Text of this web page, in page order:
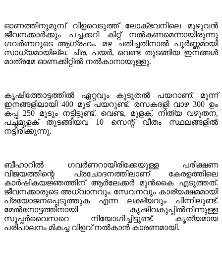
ഓണത്തിനുമുമ്പ് വിളവെടുത്ത് ലോക്ഭവനിലെ മുഴുവന്‍
ജീവനക്കാര്‍ക്കും പച്ചക്കറി കിറ്റ് നല്‍കണമെന്നായിരുന്നു
ഗവര്‍ണറുടെ ആഗ്രഹം. മഴ ചതിച്ചതിനാല്‍ പൂര്‍ണ്ണമായി
സാധ്യമായില്ല. ചീര, പയര്‍, വെണ്ട തുടങ്ങിയ ഇനങ്ങള്‍
മാത്രമേ ഓണക്കിറ്റില്‍ നല്‍കാനായുള്ളു.
കൃഷിത്തോട്ടത്തില്‍ ഏറ്റവും കൂടുതല്‍ പയറാണ്. മൂന്ന്
ഇനങ്ങളിലായി 400 മൂട് പയറുണ്ട്. രസകദളി വാഴ 300 ഉം
കപ്പ 250 മൂടും നട്ടിട്ടുണ്ട്. വെണ്ട, മുളക്, നിത്യ വഴുതന,
പച്ചമുളക് തുടങ്ങിയവ 10 സെന്റ് വീതം സ്ഥലങ്ങളില്‍
നട്ടിരിക്കുന്നു.
ബീഹാറില്‍ ഗവര്‍ണറായിരിക്കേയുള്ള പരീക്ഷണ
വിജയത്തിന്റെ പ്രചോദനത്തിലാണ് കേരളത്തിലെ
കാര്‍ഷികയജ്ഞത്തിന് ആര്‍ലേക്കര്‍ മുന്‍കൈ എടുത്തത്.
ജീവനക്കാരുടെ അധ്വാനവും സേവനവും കാര്യക്ഷമമായി
പ്രയോജനപ്പെടുത്തുക എന്ന ലക്ഷ്യവും പിന്നിലുണ്ട്.
മേല്‍നോട്ടത്തിനായി കൃഷിവകുപ്പില്‍നിന്നുള്ള
സൂപ്പര്‍വൈസറെ നിയോഗിച്ചിട്ടുണ്ട്. കൃത്യമായ
പരിപാലനം മികച്ച വിളവ് നല്‍കാന്‍ കാരണമായി.